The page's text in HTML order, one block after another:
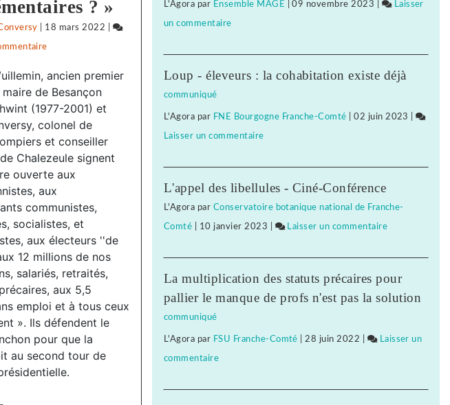
? »
18 mars 2022
à
l’extrême-
droite
:
des
jurassiennes
d’éducation
populaire
montent
au
ancien premier
de Besançon
(1977-2001) et
colonel de
et conseiller
Chalezeule signent
ouverte aux
aux
communistes,
socialistes, et
aux électeurs ''de
12 millions de nos
salariés, retraités,
aux 5,5
emploi et à tous ceux
». Ils défendent le
pour que la
au second tour de
L'Agora par Ensemble MAGE |09 novembre 2023 Laisser
un commentaire
à
droite
:
Loup - éleveurs : la cohabitation existe déjà
communiqué
L'Agora par FNE Bourgogne Franche-Comté |02 juin 2023 |
Laisser un commentaire
à
l’extrême-
droite
L'appel des libellules - Ciné-Conférence
L'Agora par Conservatoire botanique national de Franche-
Comté 10 janvier 2023 Laisser un commentaire
à
l’extrême-
:
La multiplication des statuts précaires pour
pallier le manque de profs n'est pas la solution
communiqué
L'Agora par FSU Franche-Comté 28 juin 2022 Laisser un
commentaire